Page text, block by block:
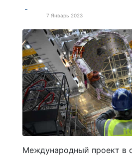
7 Январь 2023
Международный проект в